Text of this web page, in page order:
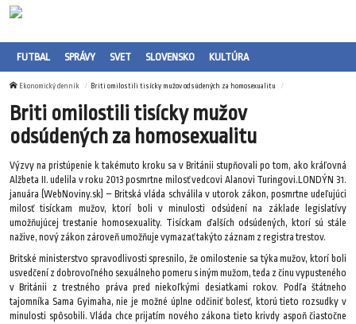
FUTBAL SPRÁVY SVET SLOVENSKO KULTÚRA
Ekonomický denník Briti omilostili tisícky mužov odsúdených za homosexualitu
Briti omilostili tisícky mužov
odsúdených za homosexualitu
Výzvy na pristúpenie k takémuto kroku sa v Británii stupňovali po tom, ako kráľovná
Alžbeta II. udelila v roku 2013 posmrtne milosť vedcovi Alanovi Turingovi.LONDÝN 31.
januára (WebNoviny.sk) – Britská vláda schválila v utorok zákon, posmrtne udeľujúci
milosť tisíckam mužov, ktorí boli v minulosti odsúdení na základe legislatívy
umožňujúcej trestanie homosexuality. Tisíckam ďalších odsúdených, ktorí sú stále
nažive, nový zákon zároveň umožňuje vymazať takýto záznam z registra trestov.
Britské ministerstvo spravodlivosti spresnilo, že omilostenie sa týka mužov, ktorí boli
usvedčení z dobrovoľného sexuálneho pomeru s iným mužom, teda z činu vypusteného
v Británii z trestného práva pred niekoľkými desiatkami rokov. Podľa štátneho
tajomníka Sama Gyimaha, nie je možné úplne odčiniť bolesť, ktorú tieto rozsudky v
minulosti spôsobili. Vláda chce prijatím nového zákona tieto krivdy aspoň čiastočne